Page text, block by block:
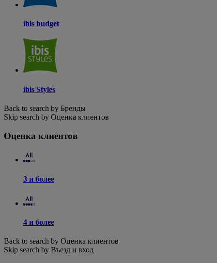
ibis budget
ibis Styles
Back to search by Бренды
Skip search by Оценка клиентов
Оценка клиентов
3 и более
4 и более
Back to search by Оценка клиентов
Skip search by Въезд и вход